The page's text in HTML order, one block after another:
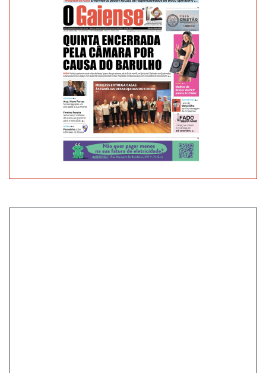
GRATUITAS
GAIASHOPPING